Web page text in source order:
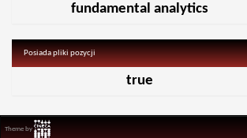
fundamental analytics
Posiada pliki pozycji
true
Theme by